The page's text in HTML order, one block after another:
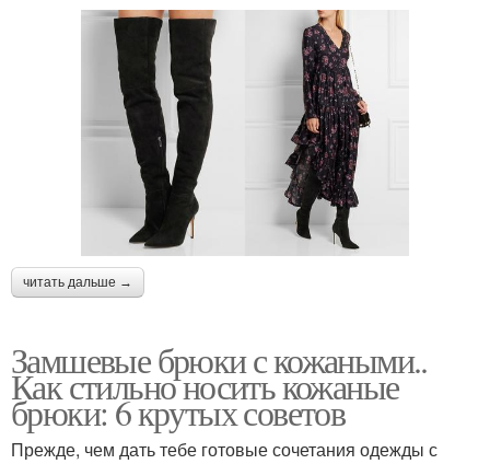
читать дальше →
Замшевые брюки с кожаными..
Как стильно носить кожаные
брюки: 6 крутых советов
Прежде, чем дать тебе готовые сочетания одежды с